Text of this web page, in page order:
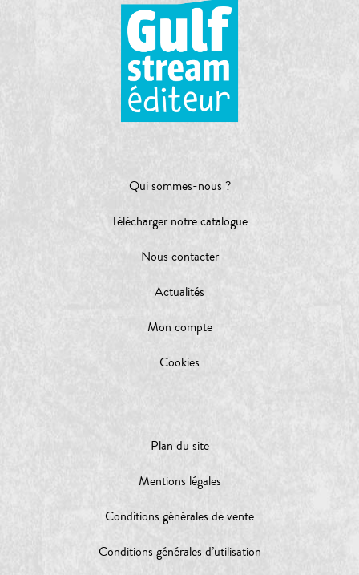
Qui sommes-nous ?
Télécharger notre catalogue
Nous contacter
Actualités
Mon compte
Cookies
Plan du site
Mentions légales
Conditions générales de vente
Conditions générales d’utilisation